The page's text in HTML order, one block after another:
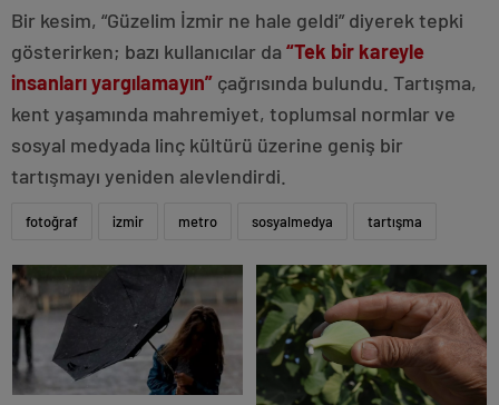
Bir kesim, “Güzelim İzmir ne hale geldi” diyerek tepki
gösterirken; bazı kullanıcılar da “Tek bir kareyle
insanları yargılamayın” çağrısında bulundu. Tartışma,
kent yaşamında mahremiyet, toplumsal normlar ve
sosyal medyada linç kültürü üzerine geniş bir
tartışmayı yeniden alevlendirdi.
fotoğraf izmir metro sosyalmedya tartışma